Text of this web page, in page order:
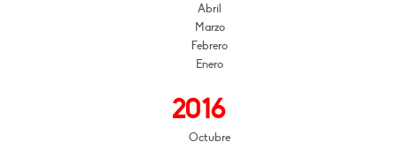
Abril
Marzo
Febrero
Enero
2016
Octubre